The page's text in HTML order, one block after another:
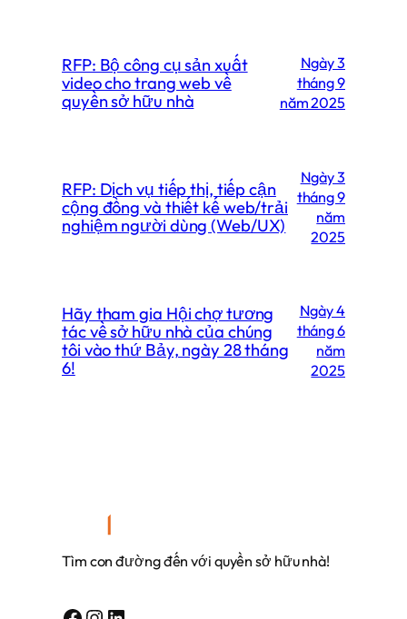
RFP: Bộ công cụ sản xuất
video cho trang web về
quyền sở hữu nhà
Ngày 3
tháng 9
năm 2025
RFP: Dịch vụ tiếp thị, tiếp cận
cộng đồng và thiết kế web/trải
nghiệm người dùng (Web/UX)
Ngày 3
tháng 9
năm
2025
Hãy tham gia Hội chợ tương
tác về sở hữu nhà của chúng
tôi vào thứ Bảy, ngày 28 tháng
6!
Ngày 4
tháng 6
năm
2025
Tìm con đường đến với quyền sở hữu nhà!